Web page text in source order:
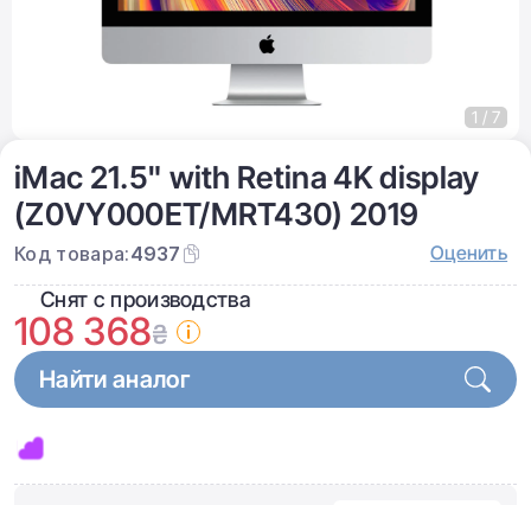
iMac 21.5" with Retina 4K display
(Z0VY000ET/MRT430) 2019
Код товара:4937 Оценить
Снят с производства
108 368₴
Найти аналог
1 / 7